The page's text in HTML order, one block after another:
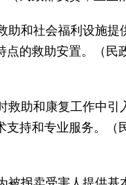
社会福利设施提供
点的救助安置。（
助和康复工作中引
支持和专业服务。